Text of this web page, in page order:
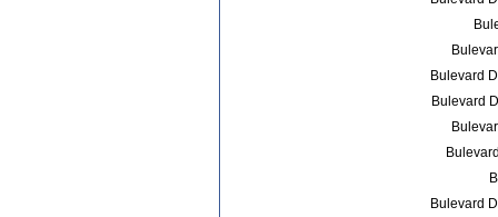
Bulevard
Bulevard
Bulevard